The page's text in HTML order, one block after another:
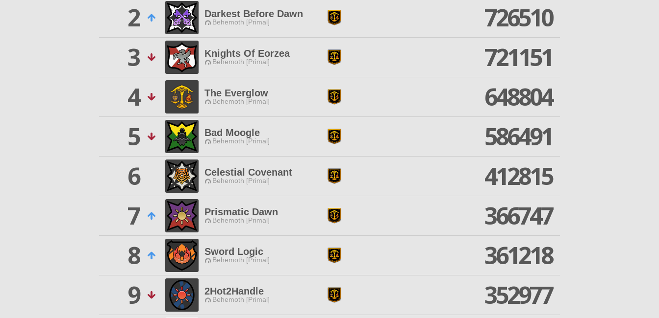
2
Darkest Before Dawn
Behemoth [Primal]
726510
3
Knights Of Eorzea
Behemoth [Primal]
721151
4
The Everglow
Behemoth [Primal]
648804
5
Bad Moogle
Behemoth [Primal]
586491
6
Celestial Covenant
Behemoth [Primal]
412815
7
Prismatic Dawn
Behemoth [Primal]
366747
8
Sword Logic
Behemoth [Primal]
361218
9
2Hot2Handle
Behemoth [Primal]
352977